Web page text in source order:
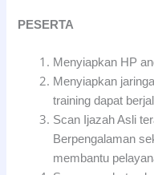
PESERTA
Menyiapkan HP
Menyiapkan
training dapat
Scan Ijazah Asli
Berpengalaman
membantu